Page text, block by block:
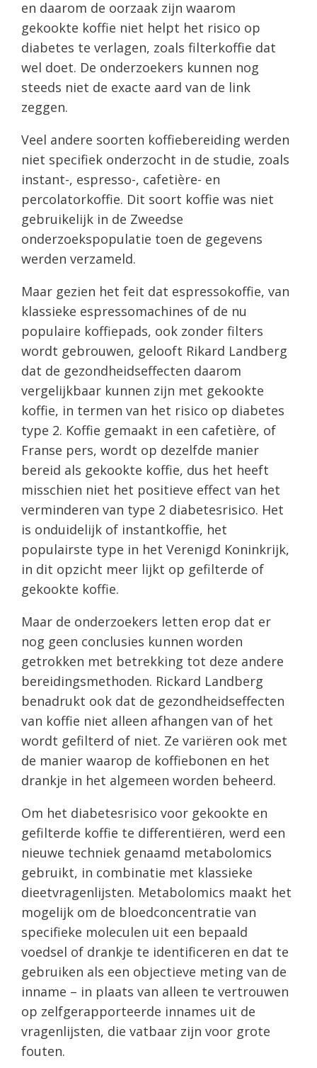
en daarom de oorzaak zijn waarom
gekookte koffie niet helpt het risico op
diabetes te verlagen, zoals filterkoffie dat
wel doet. De onderzoekers kunnen nog
steeds niet de exacte aard van de link
zeggen.
Veel andere soorten koffiebereiding werden
niet specifiek onderzocht in de studie, zoals
instant-, espresso-, cafetière- en
percolatorkoffie. Dit soort koffie was niet
gebruikelijk in de Zweedse
onderzoekspopulatie toen de gegevens
werden verzameld.
Maar gezien het feit dat espressokoffie, van
klassieke espressomachines of de nu
populaire koffiepads, ook zonder filters
wordt gebrouwen, gelooft Rikard Landberg
dat de gezondheidseffecten daarom
vergelijkbaar kunnen zijn met gekookte
koffie, in termen van het risico op diabetes
type 2. Koffie gemaakt in een cafetière, of
Franse pers, wordt op dezelfde manier
bereid als gekookte koffie, dus het heeft
misschien niet het positieve effect van het
verminderen van type 2 diabetesrisico. Het
is onduidelijk of instantkoffie, het
populairste type in het Verenigd Koninkrijk,
in dit opzicht meer lijkt op gefilterde of
gekookte koffie.
Maar de onderzoekers letten erop dat er
nog geen conclusies kunnen worden
getrokken met betrekking tot deze andere
bereidingsmethoden. Rickard Landberg
benadrukt ook dat de gezondheidseffecten
van koffie niet alleen afhangen van of het
wordt gefilterd of niet. Ze variëren ook met
de manier waarop de koffiebonen en het
drankje in het algemeen worden beheerd.
Om het diabetesrisico voor gekookte en
gefilterde koffie te differentiëren, werd een
nieuwe techniek genaamd metabolomics
gebruikt, in combinatie met klassieke
dieetvragenlijsten. Metabolomics maakt het
mogelijk om de bloedconcentratie van
specifieke moleculen uit een bepaald
voedsel of drankje te identificeren en dat te
gebruiken als een objectieve meting van de
inname – in plaats van alleen te vertrouwen
op zelfgerapporteerde innames uit de
vragenlijsten, die vatbaar zijn voor grote
fouten.